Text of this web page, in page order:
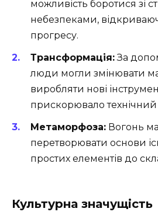
можливість боротися зі
небезпеками,
прогресу.
Трансформація:За
люди могли змінювати
виробляти нові
прискорювало технічний
Метаморфоза: Вогонь
перетворювати основи
простих елементів до
Культурна значущість